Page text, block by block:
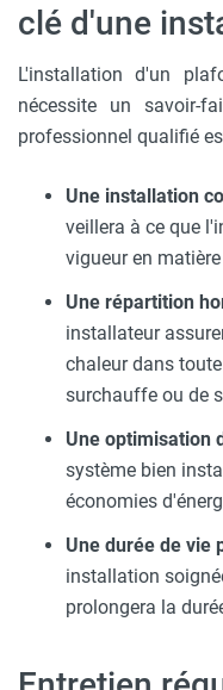
clé d'une
L'installation d'un
nécessite un savoir-
professionnel qualifié
Une installation
veillera à ce que
vigueur en
Une répartition
installateur
chaleur dans
surchauffe ou de
Une optimisation
système bien
économies
Une durée de vie
installation
prolongera la